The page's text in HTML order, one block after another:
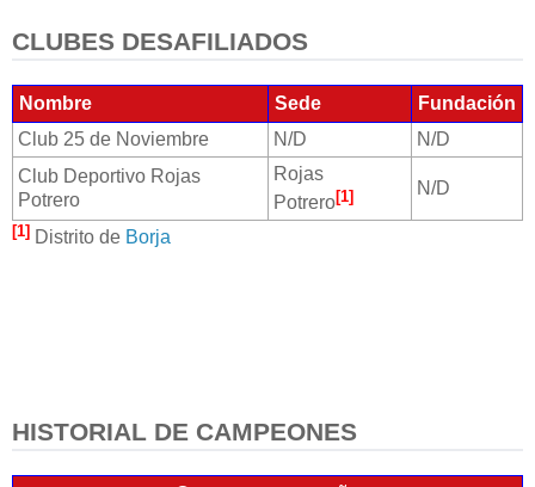
CLUBES DESAFILIADOS
Nombre Sede
Fundación
Club 25 de Noviembre
N/D
N/D
Club Deportivo Rojas
Potrero
Rojas
Potrero[1] N/D
[1] Distrito de Borja
HISTORIAL DE CAMPEONES